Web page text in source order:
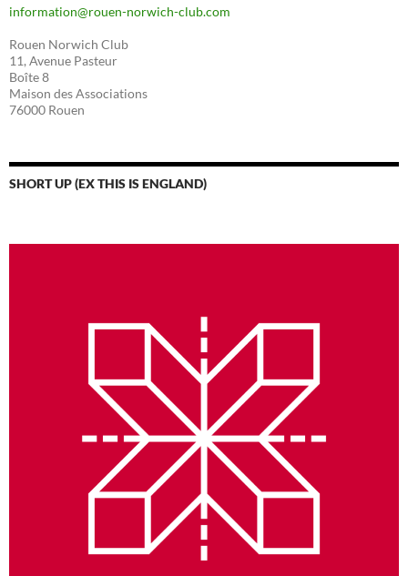
information@rouen-norwich-club.com
Rouen Norwich Club
11, Avenue Pasteur
Boîte 8
Maison des Associations
76000 Rouen
SHORT UP (EX THIS IS ENGLAND)